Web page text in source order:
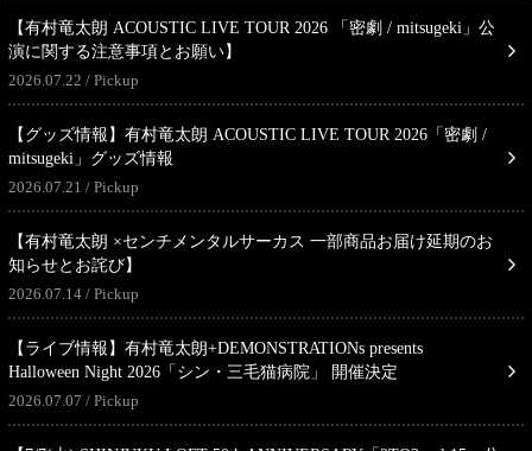
【有村竜太朗 ACOUSTIC LIVE TOUR 2026 「密劇 / mitsugeki」公
演に関する注意事項とお願い】
2026.07.22
Pickup
【グッズ情報】有村竜太朗 ACOUSTIC LIVE TOUR 2026「密劇 /
mitsugeki」グッズ情報
2026.07.21
Pickup
【有村竜太朗 ×センチメンタルサーカス 一部商品お届け延期のお
知らせとお詫び】
2026.07.14
Pickup
【ライブ情報】有村竜太朗+DEMONSTRATIONs presents
Halloween Night 2026「シン・三毛猫病院」 開催決定
2026.07.07
Pickup